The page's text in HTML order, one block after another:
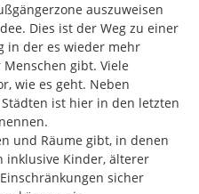
auszuweisen
Dies ist der Weg zu einer
in der es wieder mehr
gibt. Viele
wie es geht. Neben
ist hier in den letzten
und Räume gibt, in denen
inklusive Kinder, älterer
sicher